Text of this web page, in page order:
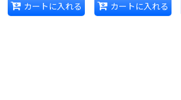
カートに入れる カートに入れる